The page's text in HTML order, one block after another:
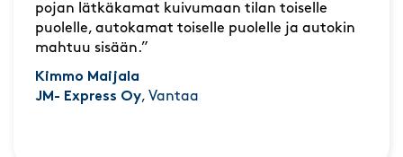
pojan lätkäkamat kuivumaan tilan toiselle
puolelle, autokamat toiselle puolelle ja autokin
mahtuu sisään.”
Kimmo Maijala
JM- Express Oy, Vantaa